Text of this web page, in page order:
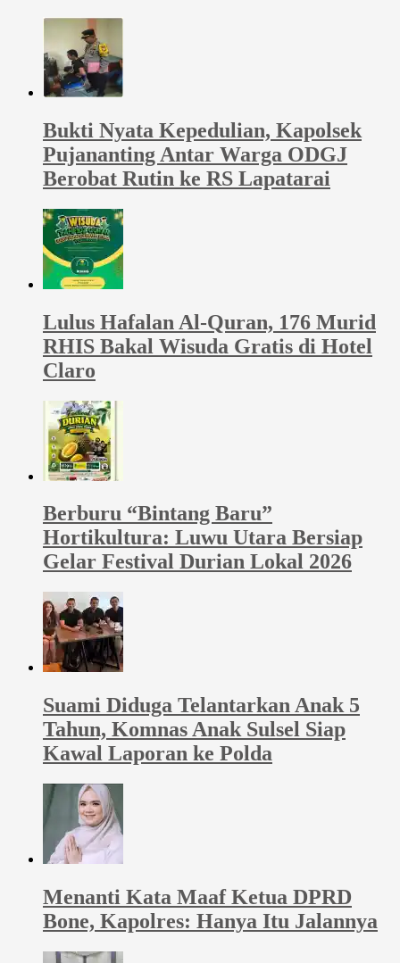
Bukti Nyata Kepedulian, Kapolsek
Pujananting Antar Warga ODGJ
Berobat Rutin ke RS Lapatarai
Lulus Hafalan Al-Quran, 176 Murid
RHIS Bakal Wisuda Gratis di Hotel
Claro
Berburu “Bintang Baru”
Hortikultura: Luwu Utara Bersiap
Gelar Festival Durian Lokal 2026
Suami Diduga Telantarkan Anak 5
Tahun, Komnas Anak Sulsel Siap
Kawal Laporan ke Polda
Menanti Kata Maaf Ketua DPRD
Bone, Kapolres: Hanya Itu Jalannya